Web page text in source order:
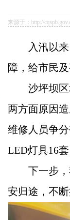
来源于：http://
入汛以
障，给市民
沙坪坝
两方面原因
维修人员争
LED灯具16
下一步
安归途，不